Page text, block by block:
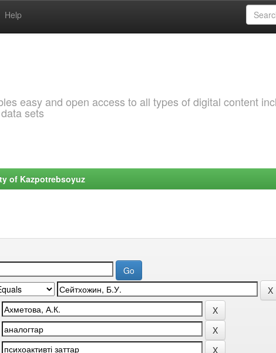
Help
easy and open access to all types of digital content
sets
of Kazpotrebsoyuz